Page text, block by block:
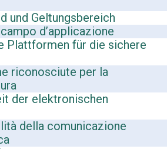
und Geltungsbereich
d’applicazione
Plattformen für die sichere
riconosciute per la
der elektronischen
della comunicazione